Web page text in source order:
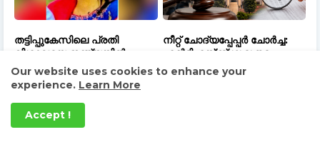
തട്ടിപ്പുകേസിലെ പ്രതി
വിശാഖയെ ഇന്ത്യയിൽ
എത്തിച്ചത് ഇന്റർപോളിന്റെ
സഹായത്തോടെ
August 07, 2026
നീറ്റ് ചോദ്യപ്പേപ്പർ ചോർച്ച:
എൻടിഎയ്ക്ക് ഗുരുതര
വീഴ്ചയെന്ന് സിബിഐ;
നിർണായക വിവരങ്ങൾ
Our website uses cookies to enhance your
experience. Learn More
Accept !